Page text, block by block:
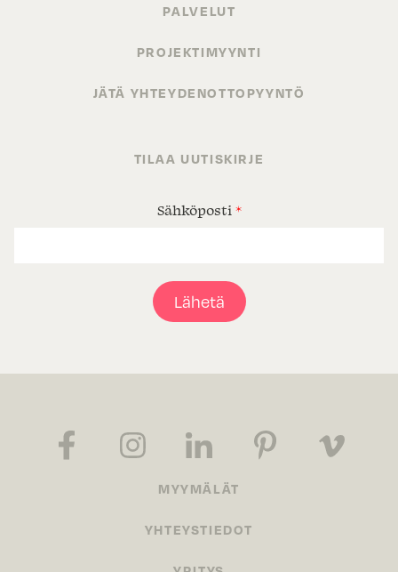
PALVELUT
PROJEKTIMYYNTI
JÄTÄ YHTEYDENOTTOPYYNTÖ
TILAA UUTISKIRJE
Sähköposti *
Lähetä
MYYMÄLÄT
YHTEYSTIEDOT